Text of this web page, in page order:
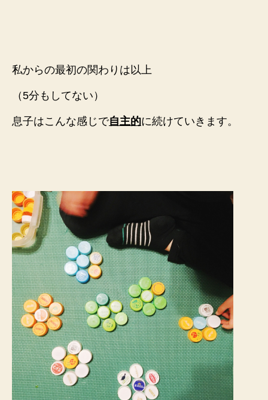
私からの最初の関わりは以上
（5分もしてない）
息子はこんな感じで自主的に続けていきます。